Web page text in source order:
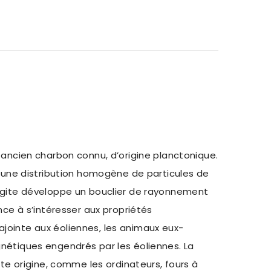
charbon connu, d’origine planctonique.
distribution homogène de particules de
développe un bouclier de rayonnement
à s’intéresser aux propriétés
aux éoliennes, les animaux eux-
engendrés par les éoliennes. La
origine, comme les ordinateurs, fours à